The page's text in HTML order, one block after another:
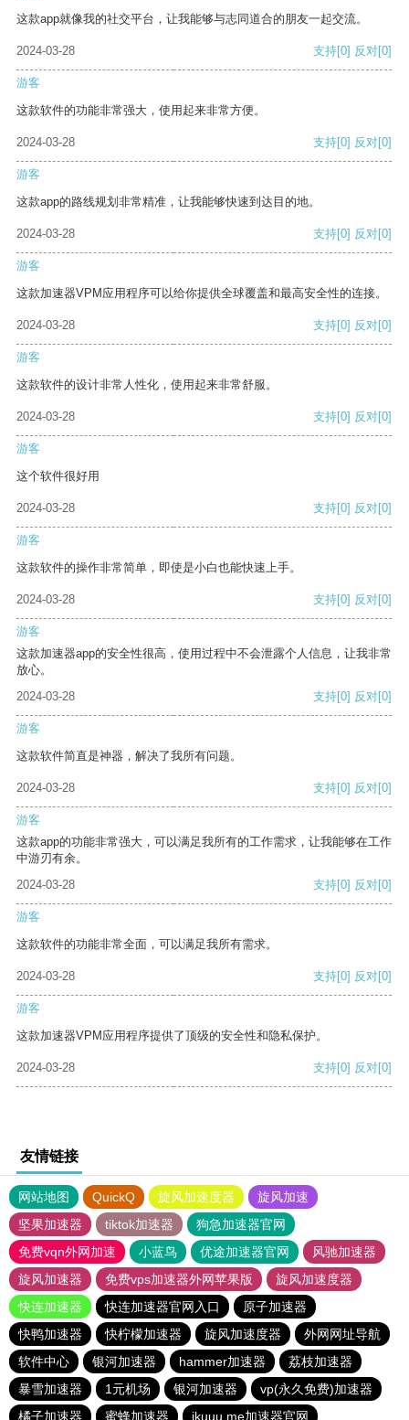
这款app就像我的社交平台，让我能够与志同道合的朋友一起交流。
2024-03-28 支持[0] 反对[0]
游客
这款软件的功能非常强大，使用起来非常方便。
2024-03-28 支持[0] 反对[0]
游客
这款app的路线规划非常精准，让我能够快速到达目的地。
2024-03-28 支持[0] 反对[0]
游客
这款加速器VPM应用程序可以给你提供全球覆盖和最高安全性的连接。
2024-03-28 支持[0] 反对[0]
游客
这款软件的设计非常人性化，使用起来非常舒服。
2024-03-28 支持[0] 反对[0]
游客
这个软件很好用
2024-03-28 支持[0] 反对[0]
游客
这款软件的操作非常简单，即使是小白也能快速上手。
2024-03-28 支持[0] 反对[0]
游客
这款加速器app的安全性很高，使用过程中不会泄露个人信息，让我非常
放心。
2024-03-28
支持[0] 反对[0]
游客
这款软件简直是神器，解决了我所有问题。
2024-03-28 支持[0] 反对[0]
游客
这款app的功能非常强大，可以满足我所有的工作需求，让我能够在工作
中游刃有余。
2024-03-28
支持[0] 反对[0]
游客
这款软件的功能非常全面，可以满足我所有需求。
2024-03-28 支持[0] 反对[0]
游客
这款加速器VPM应用程序提供了顶级的安全性和隐私保护。
2024-03-28 支持[0] 反对[0]
友情链接
网站地图 QuickQ 旋风加速度器
旋风加速
坚果加速器
tiktok加速器
狗急加速器官网
免费vqn外网加速
小蓝鸟 优途加速器官网
风驰加速器
旋风加速器
免费vps加速器外网苹果版
旋风加速度器
快连加速器
快连加速器官网入口
原子加速器
快鸭加速器
快柠檬加速器 旋风加速度器
外网网址导航
软件中心
银河加速器 hammer加速器
荔枝加速器
暴雪加速器
1元机场 银河加速器
vp(永久免费)加速器
橘子加速器
蜜蜂加速器 ikuuu.me加速器官网